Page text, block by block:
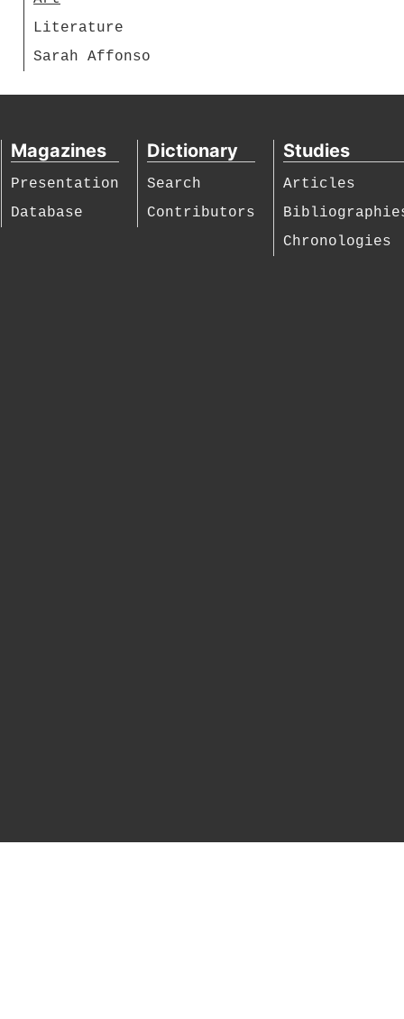
Literature
Sarah Affonso
Magazines
Presentation
Database
Dictionary
Search
Contributors
Studies
Articles
Chronologies